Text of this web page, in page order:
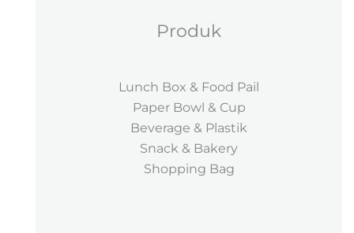
Produk
Lunch Box & Food Pail
Paper Bowl & Cup
Beverage & Plastik
Snack & Bakery
Shopping Bag